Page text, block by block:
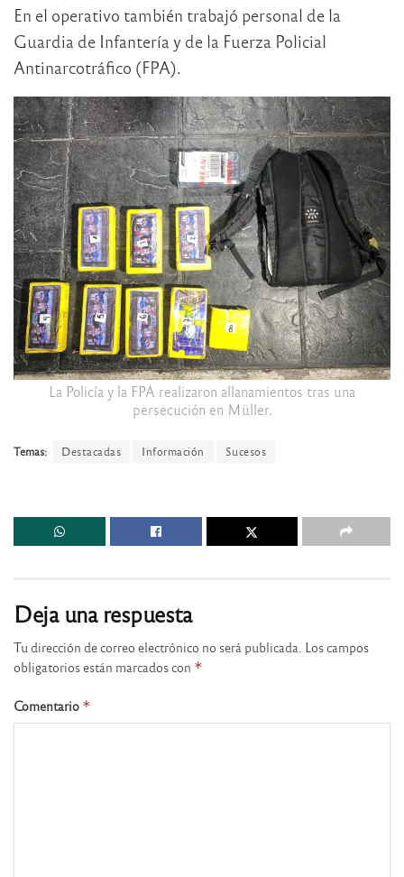
En el operativo también trabajó personal de la
Guardia de Infantería y de la Fuerza Policial
Antinarcotráfico (FPA).
La Policía y la FPA realizaron allanamientos tras una
persecución en Müller.
Temas: Destacadas Información Sucesos
Deja una respuesta
Tu dirección de correo electrónico no será publicada. Los campos
obligatorios están marcados con *
Comentario *